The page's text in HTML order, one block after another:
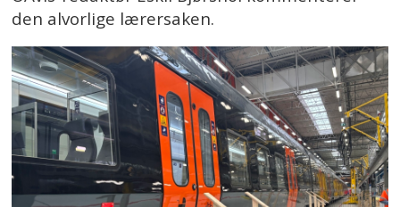
den alvorlige lærersaken.